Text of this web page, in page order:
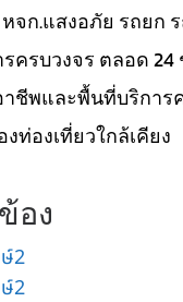
จก.แสงอภัย รถยก
ครบวงจร ตลอด 24
ชีพและพื้นที่บริการ
ท่องเที่ยวใกล้เคียง
อง
2
2